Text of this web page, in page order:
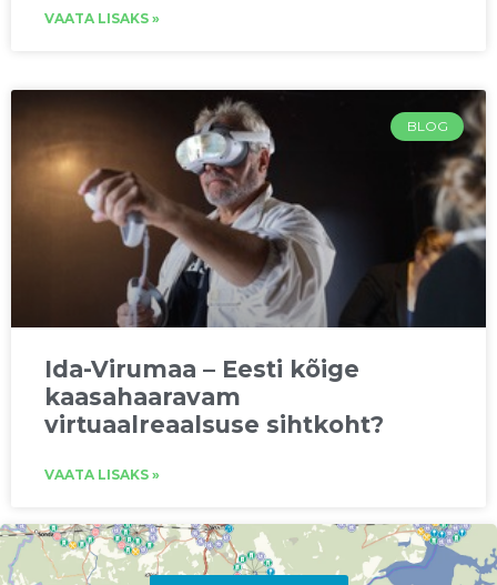
VAATA LISAKS »
BLOG
Ida-Virumaa – Eesti kõige
kaasahaaravam
virtuaalreaalsuse sihtkoht?
VAATA LISAKS »